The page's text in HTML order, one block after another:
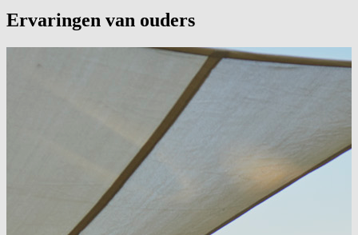
Ervaringen van ouders